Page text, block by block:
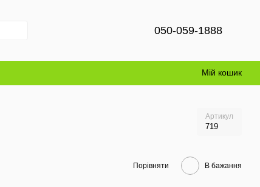
050-059-1888
Мій кошик
Артикул
719
Порівняти В бажання